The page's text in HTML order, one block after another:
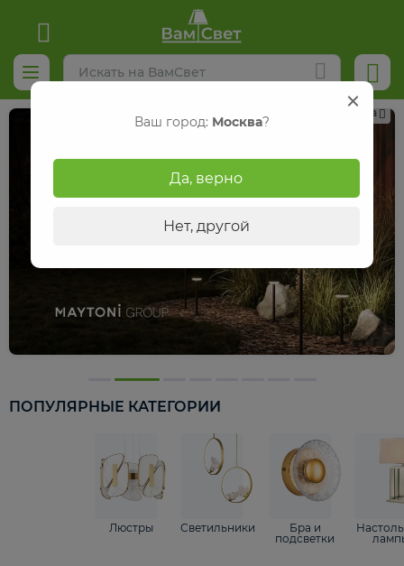
Реклама
ПОПУЛЯРНЫЕ КАТЕГОРИИ
Люстры Светильники
Бра и
подсветки
Ваш город: Москва?
Да, верно
Нет, другой